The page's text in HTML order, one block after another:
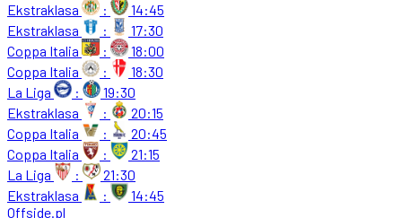
Ekstraklasa
:
14:45
Ekstraklasa
:
17:30
Coppa Italia
:
18:00
Coppa Italia
:
18:30
La Liga
:
19:30
Ekstraklasa
:
20:15
Coppa Italia
:
20:45
Coppa Italia
:
21:15
La Liga
:
21:30
Ekstraklasa
:
14:45
Offside.pl